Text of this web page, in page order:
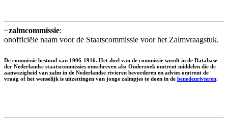
~zalmcommissie:
onofficiële naam voor de Staatscommissie voor het Zalmvraagstuk.
De commissie bestond van 1906-1916. Het doel van de commissie wordt in de Database
der Nederlandse staatscommissies omschreven als: Onderzoek omtrent middelen die de
aanwezigheid van zalm in de Nederlandse rivieren bevorderen en advies omtrent de
vraag of het wenselijk is uitzettingen van jonge zalmpjes te doen in de benedenrivieren.